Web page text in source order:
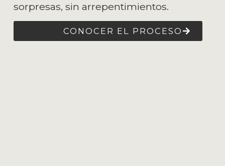
sorpresas, sin arrepentimientos.
CONOCER EL PROCESO